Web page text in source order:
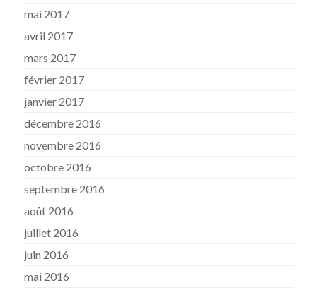
mai 2017
avril 2017
mars 2017
février 2017
janvier 2017
décembre 2016
novembre 2016
octobre 2016
septembre 2016
août 2016
juillet 2016
juin 2016
mai 2016